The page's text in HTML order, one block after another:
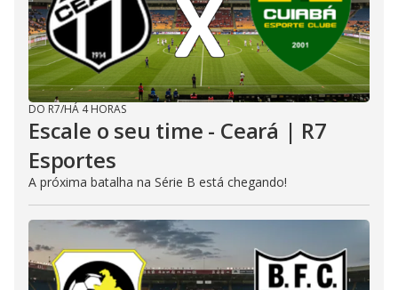
DO R7/HÁ 4 HORAS
Escale o seu time - Ceará | R7
Esportes
A próxima batalha na Série B está chegando!